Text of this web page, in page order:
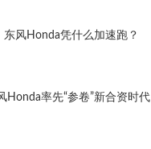
东风Honda凭什么加速跑？
Honda率先“参卷”新合资时代